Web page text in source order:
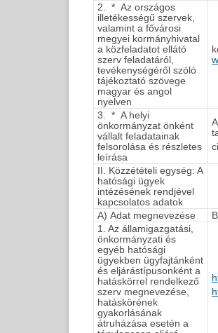
2. * Az országos
illetékességű szervek,
valamint a fővárosi
megyei kormányhivatal
a közfeladatot ellátó
szerv feladatáról,
tevékenységéről szóló
tájékoztató szövege
magyar és angol
nyelven
3. * A helyi
önkormányzat önként
vállalt feladatainak
felsorolása és részletes
leírása
II. Közzétételi egység: A
hatósági ügyek
intézésének rendjével
kapcsolatos adatok
A) Adat megnevezése
1. Az államigazgatási,
önkormányzati és
egyéb hatósági
ügyekben ügyfajtánként
és eljárástípusonként a
hatáskörrel rendelkező
szerv megnevezése,
hatáskörének
gyakorlásának
átruházása esetén a